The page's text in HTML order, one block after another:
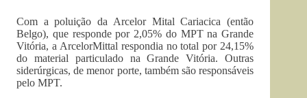
Com a poluição da Arcelor Mital Cariacica (então
Belgo), que responde por 2,05% do MPTna Grande
Vitória, a ArcelorMittal respondia no total por 24,15%
do material particulado na Grande Vitória. Outras
siderúrgicas, de menor porte, também são responsáveis
pelo MPT.